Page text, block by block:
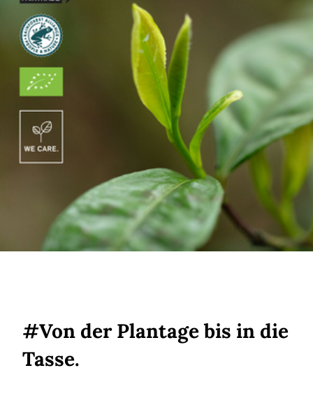
#Von der Plantage bis in die
Tasse.